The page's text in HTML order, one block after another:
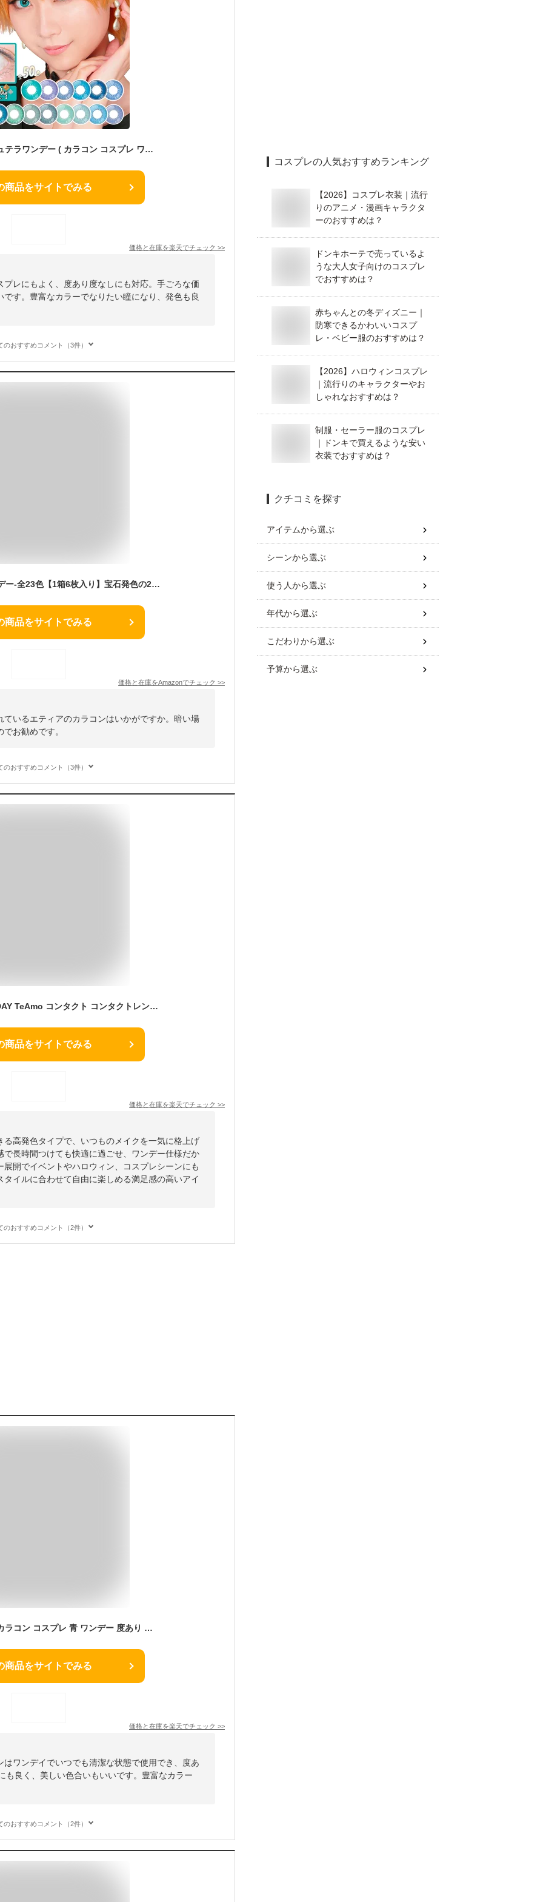
アシストシュシュ シュテラワンデー ( カラコン コスプレ ワンデー 6枚入 ) 青 ブルー ターコイズ 水色 紺 ネイビー 度あり 度なし 安い 激安 ハロウィン Assist ChouChou 取り寄せ 送料無料
商品をサイトでみる
価格と在庫を楽天でチェック >>
レにもよく、度あり度なしにも対応。手ごろな価
す。豊富なカラーでなりたい瞳になり、発色も良
のおすすめコメント（3件）
エティア-クールワンデー-全23色【1箱6枚入り】宝石発色の2次元カラコン ブルー 青 ブルーローズ -0.00 度なし
商品をサイトでみる
価格と在庫をAmazonでチェック >>
いるエティアのカラコンはいかがですか。暗い場
お勧めです。
のおすすめコメント（3件）
カラコン ワンデー 1DAY TeAmo コンタクト コンタクトレンズ 高発色タイプ 1箱10枚 送料無料 度あり 度なし 1日使い捨て コスプレ ハロウィン ブルー レッド ホワイト ティアモ てぃあも tiamo
商品をサイトでみる
価格と在庫を楽天でチェック >>
高発色タイプで、いつものメイクを一気に格上げ
長時間つけても快適に過ごせ、ワンデー仕様だか
開でイベントやハロウィン、コスプレシーンにも
イルに合わせて自由に楽しめる満足感の高いアイ
のおすすめコメント（2件）
【ブルー系カラー】 カラコン コスプレ 青 ワンデー 度あり 度なし ブルー 安全 シュテラワンデー アシストシュシュ 1箱6枚入り ハロウィン
商品をサイトでみる
価格と在庫を楽天でチェック >>
ワンデイでいつでも清潔な状態で使用でき、度あ
も良く、美しい色合いもいいです。豊富なカラー
のおすすめコメント（2件）
コスプレの人気おすすめランキング
【2026】コスプレ衣装｜流行
りのアニメ・漫画キャラクタ
ーのおすすめは？
ドンキホーテで売っているよ
うな大人女子向けのコスプレ
でおすすめは？
赤ちゃんとの冬ディズニー｜
防寒できるかわいいコスプ
レ・ベビー服のおすすめは？
【2026】ハロウィンコスプレ
｜流行りのキャラクターやお
しゃれなおすすめは？
制服・セーラー服のコスプレ
｜ドンキで買えるような安い
衣装でおすすめは？
クチコミを探す
アイテムから選ぶ
シーンから選ぶ
使う人から選ぶ
年代から選ぶ
こだわりから選ぶ
予算から選ぶ